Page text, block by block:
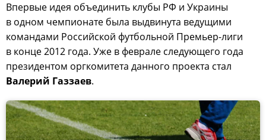
Впервые идея объединить клубы РФ и Украины
в одном чемпионате была выдвинута ведущими
командами Российской футбольной Премьер-лиги
в конце 2012 года. Уже в феврале следующего года
президентом оргкомитета данного проекта стал
Валерий Газзаев.